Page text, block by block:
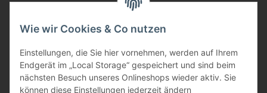
Gewerbering 17
84072 Au i.d. Hallertau
info@bauer-tore.de
Wie wir Cookies & Co nutzen
Einstellungen, die Sie hier vornehmen, werden auf Ihrem
Endgerät im „Local Storage“ gespeichert und sind beim
nächsten Besuch unseres Onlineshops wieder aktiv. Sie
können diese Einstellungen jederzeit ändern